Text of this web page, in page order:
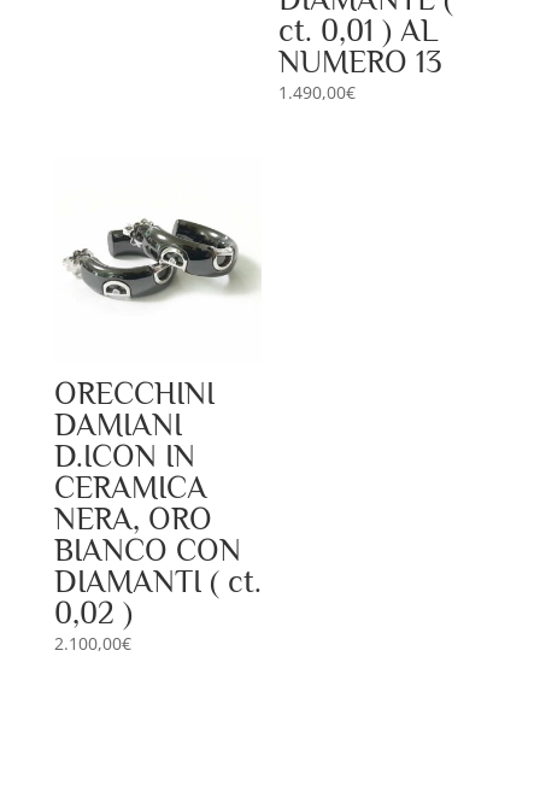
ct. 0,01 ) AL
NUMERO 13
1.490,00€
ORECCHINI
DAMIANI
D.ICON IN
CERAMICA
NERA, ORO
BIANCO CON
DIAMANTI ( ct.
0,02 )
2.100,00€